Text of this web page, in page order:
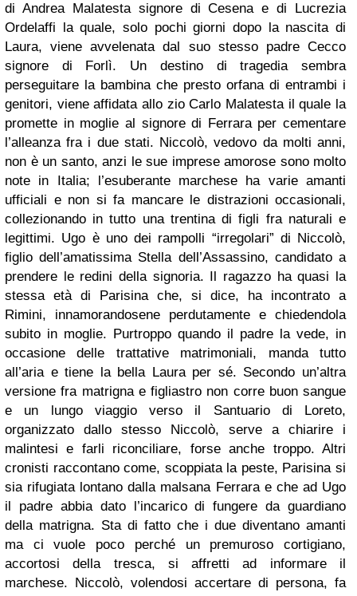
di Andrea Malatesta signore di Cesena e di Lucrezia
Ordelaffi la quale, solo pochi giorni dopo la nascita di
Laura, viene avvelenata dal suo stesso padre Cecco
signore di Forlì. Un destino di tragedia sembra
perseguitare la bambina che presto orfana di entrambi i
genitori, viene affidata allo zio Carlo Malatesta il quale la
promette in moglie al signore di Ferrara per cementare
l’alleanza fra i due stati. Niccolò, vedovo da molti anni,
non è un santo, anzi le sue imprese amorose sono molto
note in Italia; l’esuberante marchese ha varie amanti
ufficiali e non si fa mancare le distrazioni occasionali,
collezionando in tutto una trentina di figli fra naturali e
legittimi. Ugo è uno dei rampolli “irregolari” di Niccolò,
figlio dell’amatissima Stella dell’Assassino, candidato a
prendere le redini della signoria. Il ragazzo ha quasi la
stessa età di Parisina che, si dice, ha incontrato a
Rimini, innamorandosene perdutamente e chiedendola
subito in moglie. Purtroppo quando il padre la vede, in
occasione delle trattative matrimoniali, manda tutto
all’aria e tiene la bella Laura per sé. Secondo un’altra
versione fra matrigna e figliastro non corre buon sangue
e un lungo viaggio verso il Santuario di Loreto,
organizzato dallo stesso Niccolò, serve a chiarire i
malintesi e farli riconciliare, forse anche troppo. Altri
cronisti raccontano come, scoppiata la peste, Parisina si
sia rifugiata lontano dalla malsana Ferrara e che ad Ugo
il padre abbia dato l’incarico di fungere da guardiano
della matrigna. Sta di fatto che i due diventano amanti
ma ci vuole poco perché un premuroso cortigiano,
accortosi della tresca, si affretti ad informare il
marchese. Niccolò, volendosi accertare di persona, fa